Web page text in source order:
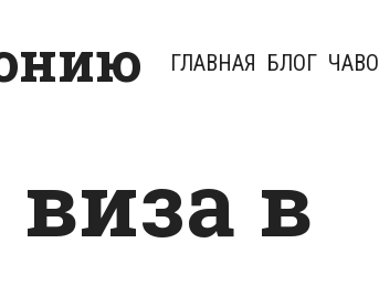
ГЛАВНАЯ БЛОГ ЧАВО
в